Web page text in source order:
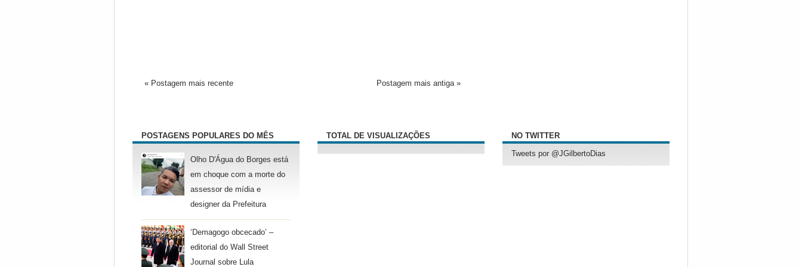
« Postagem mais recente Postagem mais antiga »
POSTAGENS POPULARES DO MÊS
Olho D'Água do Borges está
em choque com a morte do
assessor de mídia e
designer da Prefeitura
‘Demagogo obcecado’ –
editorial do Wall Street
Journal sobre Lula
TOTAL DE VISUALIZAÇÕES NO TWITTER
Tweets por @JGilbertoDias